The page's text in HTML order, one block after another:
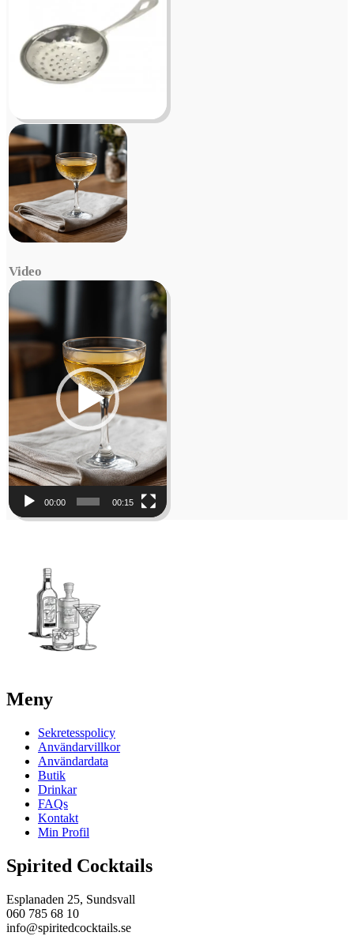
Video
Video
Player
00:00 00:15
Meny
Sekretesspolicy
Användarvillkor
Användardata
Butik
Drinkar
FAQs
Kontakt
Min Profil
Spirited Cocktails
Esplanaden 25, Sundsvall
060 785 68 10
info@spiritedcocktails.se